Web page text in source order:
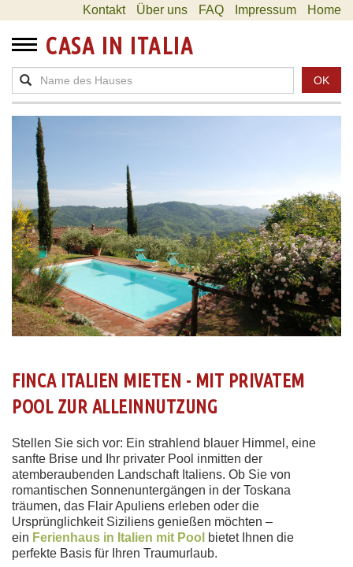
Kontakt Über uns FAQ Impressum Home
CASA IN ITALIA
OK
FINCA ITALIEN MIETEN - MIT PRIVATEM
POOL ZUR ALLEINNUTZUNG
Stellen Sie sich vor: Ein strahlend blauer Himmel, eine
sanfte Brise und Ihr privater Pool inmitten der
atemberaubenden Landschaft Italiens. Ob Sie von
romantischen Sonnenuntergängen in der Toskana
träumen, das Flair Apuliens erleben oder die
Ursprünglichkeit Siziliens genießen möchten –
ein Ferienhaus in Italien mit Pool
bietet Ihnen die
perfekte Basis für Ihren Traumurlaub.